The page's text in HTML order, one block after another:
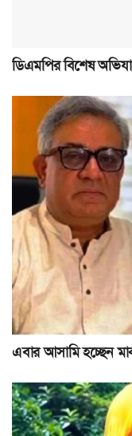
ডিএমপির বিশেষ
এবার আসামি হচ্ছেন